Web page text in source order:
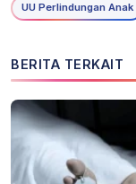
UU Perlindungan Anak
BERITA TERKAIT